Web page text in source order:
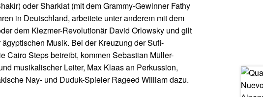
oder Sharkiat (mit dem Grammy-Gewinner Fathy
in Deutschland, arbeitete unter anderem mit dem
dem Klezmer-Revolutionär David Orlowsky und gilt
Musik. Bei der Kreuzung der Sufi-
Cairo Steps betreibt, kommen Sebastian Müller-
musikalischer Leiter, Max Klaas an Perkussion,
Nay- und Duduk-Spieler Rageed William dazu.